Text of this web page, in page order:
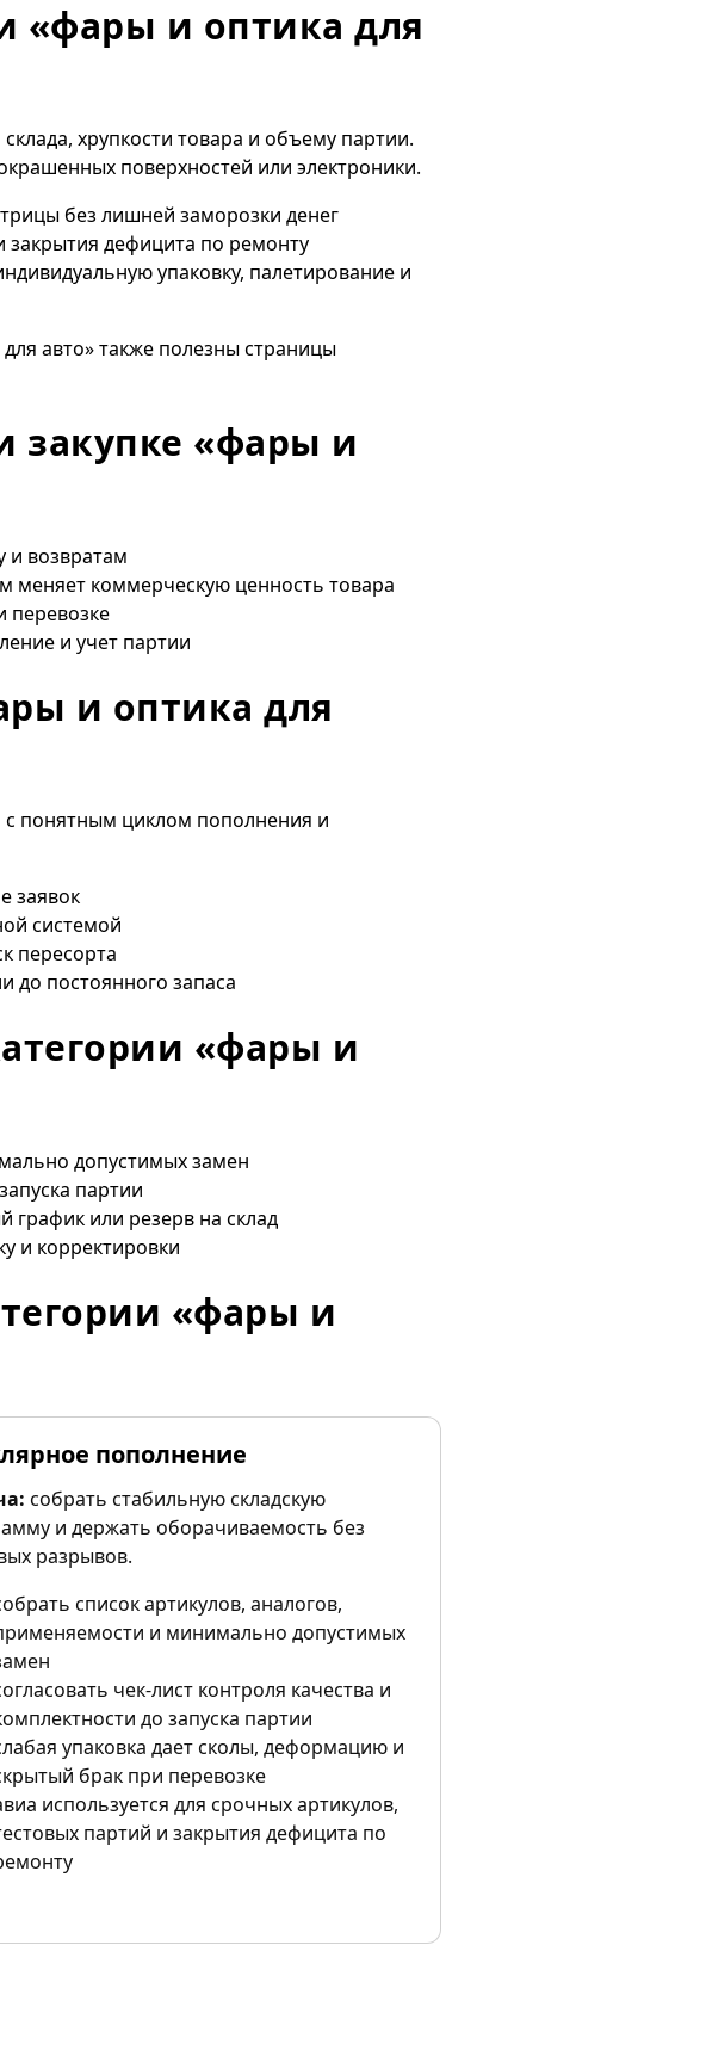
«фары и оптика для
хрупкости товара и объему партии.
поверхностей или электроники.
без лишней заморозки денег
закрытия дефицита по ремонту
упаковку, палетирование и
авто» также полезны страницы
закупке «фары и
и возвратам
меняет коммерческую ценность товара
перевозке
и учет партии
и оптика для
с понятным циклом пополнения и
заявок
системой
пересорта
до постоянного запаса
«фары и
допустимых замен
партии
график или резерв на склад
и корректировки
«фары и
пополнение
собрать стабильную складскую
и держать оборачиваемость без
разрывов.
список артикулов, аналогов,
и минимально допустимых
чек-лист контроля качества и
до запуска партии
упаковка дает сколы, деформацию и
брак при перевозке
используется для срочных артикулов,
партий и закрытия дефицита по